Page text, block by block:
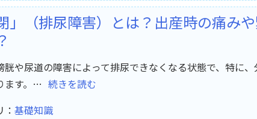
」（排尿障害）とは？出産時の痛み
胱や尿道の障害によって排尿できなくなる状態で、特に
ます。… 続きを読む
基礎知識